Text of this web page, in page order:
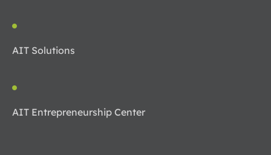
AIT Solutions
AIT Entrepreneurship Center